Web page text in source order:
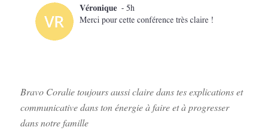
Bravo Coralie toujours aussi claire dans tes explications et
communicative dans ton énergie à faire et à progresser
dans notre famille